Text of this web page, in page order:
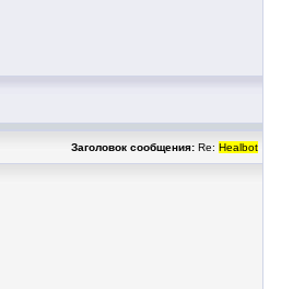
Заголовок сообщения: Re: Healbot